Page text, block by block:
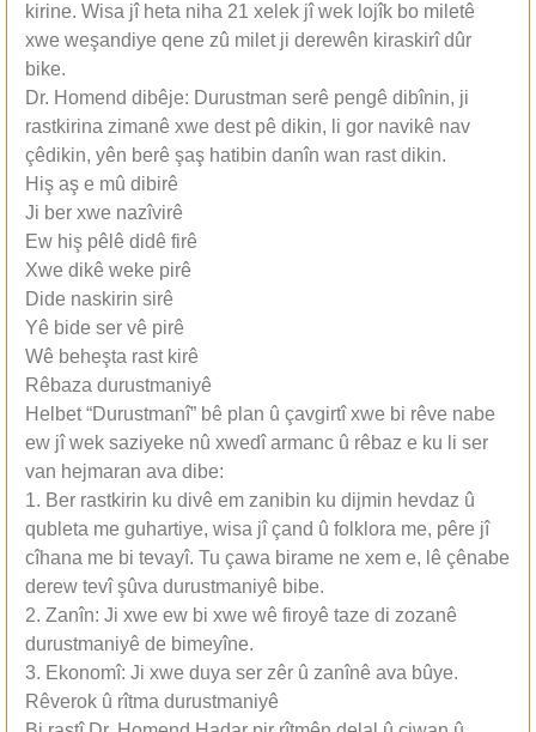
kirine. Wisa jî heta niha 21 xelek jî wek lojîk bo miletê
xwe weşandiye qene zû milet ji derewên kiraskirî dûr
bike.
Dr. Homend dibêje: Durustman serê pengê dibînin, ji
rastkirina zimanê xwe dest pê dikin, li gor navikê nav
çêdikin, yên berê şaş hatibin danîn wan rast dikin.
Hiş aş e mû dibirê
Ji ber xwe nazîvirê
Ew hiş pêlê didê firê
Xwe dikê weke pirê
Dide naskirin sirê
Yê bide ser vê pirê
Wê beheşta rast kirê
Rêbaza durustmaniyê
Helbet “Durustmanî” bê plan û çavgirtî xwe bi rêve nabe
ew jî wek saziyeke nû xwedî armanc û rêbaz e ku li ser
van hejmaran ava dibe:
1. Ber rastkirin ku divê em zanibin ku dijmin hevdaz û
qubleta me guhartiye, wisa jî çand û folklora me, pêre jî
cîhana me bi tevayî. Tu çawa birame ne xem e, lê çênabe
derew tevî şûva durustmaniyê bibe.
2. Zanîn: Ji xwe ew bi xwe wê firoyê taze di zozanê
durustmaniyê de bimeyîne.
3. Ekonomî: Ji xwe duya ser zêr û zanînê ava bûye.
Rêverok û rîtma durustmaniyê